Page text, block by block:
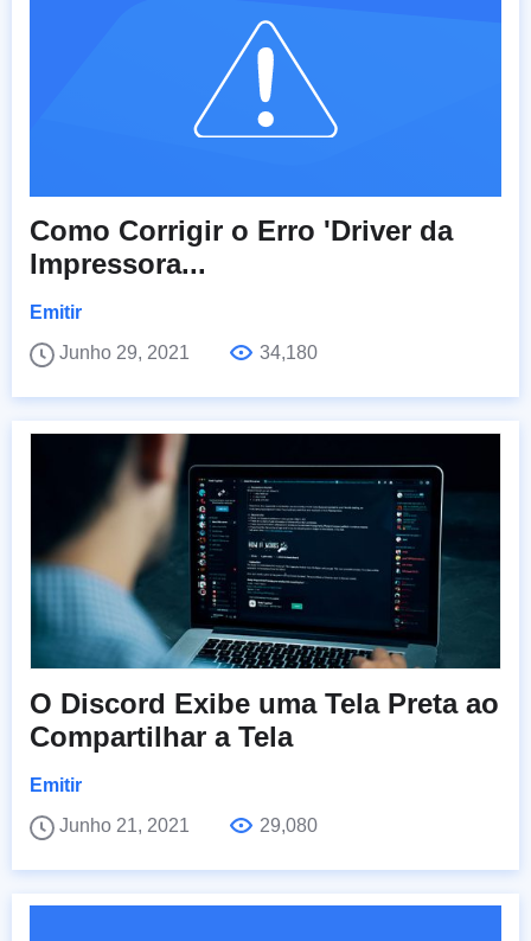
Como Corrigir o Erro 'Driver da
Impressora...
Emitir
Junho 29, 2021
34,180
O Discord Exibe uma Tela Preta ao
Compartilhar a Tela
Emitir
Junho 21, 2021
29,080